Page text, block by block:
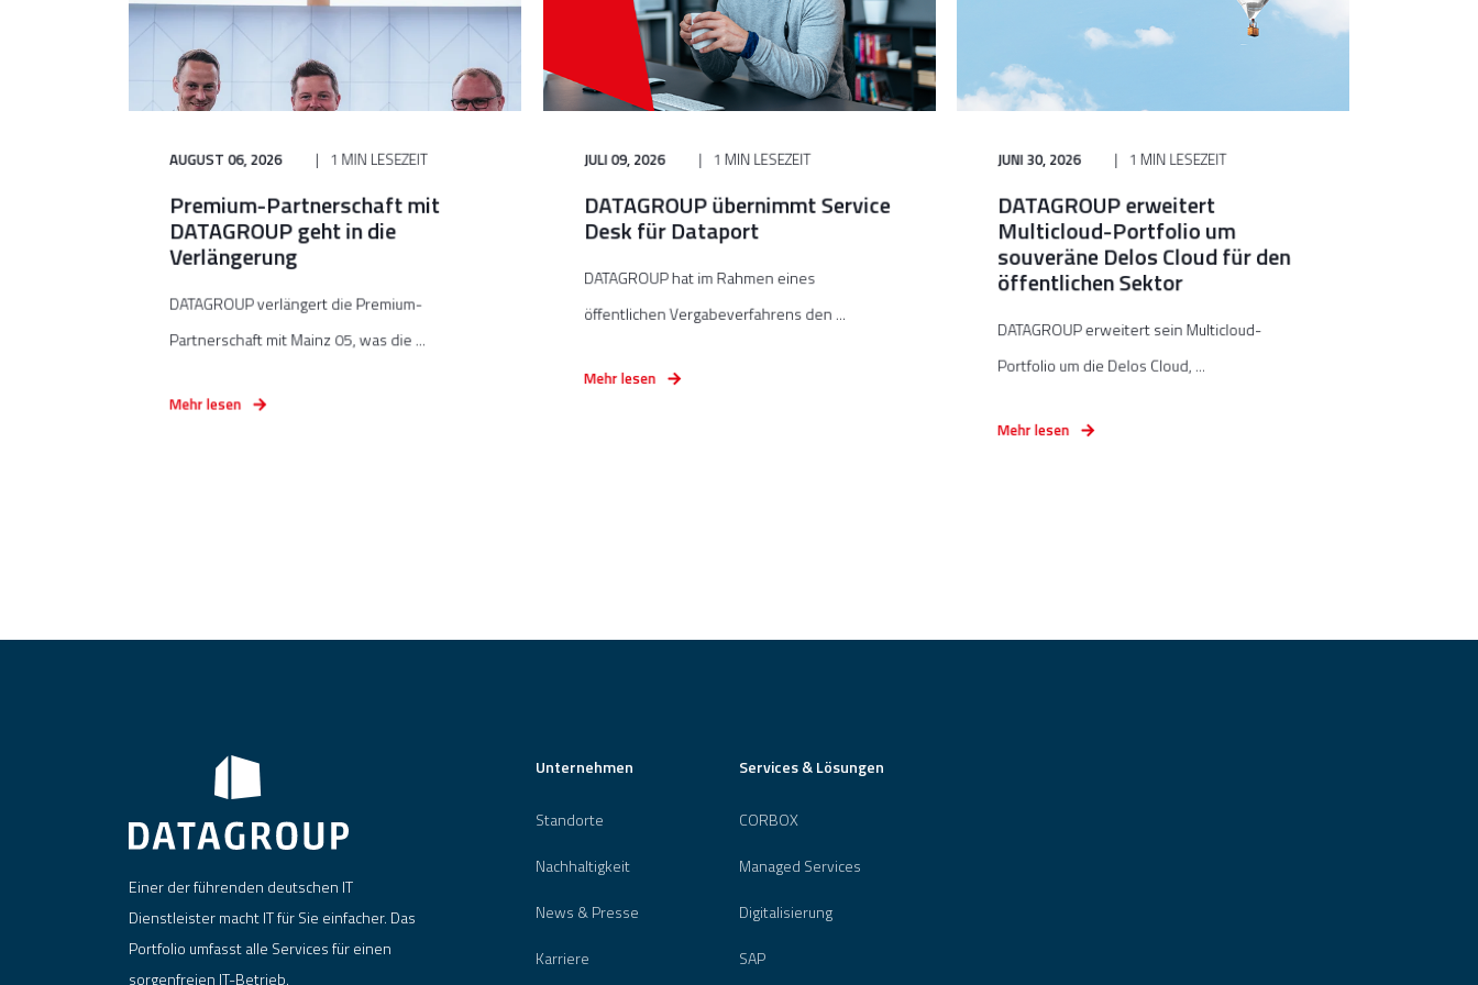
AUGUST 06, 2026 1 MIN LESEZEIT
Premium-Partnerschaft mit
DATAGROUP geht in die
Verlängerung
DATAGROUP verlängert die Premium-
Partnerschaft mit Mainz 05, was die ...
Mehr lesen
JULI 09, 2026 1 MIN LESEZEIT
DATAGROUP übernimmt Service
Desk für Dataport
DATAGROUP hat im Rahmen eines
öffentlichen Vergabeverfahrens den ...
Mehr lesen
JUNI 30, 2026 1 MIN LESEZEIT
DATAGROUP erweitert
Multicloud-Portfolio um
souveräne Delos Cloud für den
öffentlichen Sektor
DATAGROUP erweitert sein Multicloud-
Portfolio um die Delos Cloud, ...
Mehr lesen
Einer der führenden deutschen IT
Dienstleister macht IT für Sie einfacher. Das
Portfolio umfasst alle Services für einen
sorgenfreien IT-Betrieb.
Unternehmen
Standorte
Nachhaltigkeit
News & Presse
Karriere
Services & Lösungen
CORBOX
Managed Services
Digitalisierung
SAP